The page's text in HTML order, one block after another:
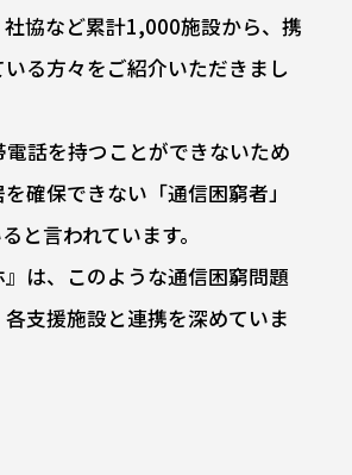
社協など累計1,000施設から、携
る方々をご紹介いただきまし
電話を持つことができないため
確保できない「通信困窮者」
と言われています。
』は、このような通信困窮問題
支援施設と連携を深めていま